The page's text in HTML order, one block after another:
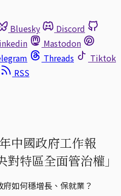
Bluesky
Discord
Mastodon
Threads
Tiktok
RSS
中國政府工作報
特區全面管治權」
如何穩增長、保就業？